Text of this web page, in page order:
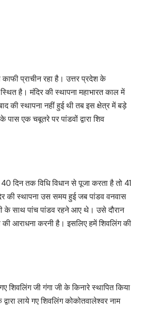
प्राचीन रहा है। उत्तर प्रदेश के
है। मंदिर की स्थापना महाभारत काल में
की स्थापना नहीं हुई थी तब इस क्षेत्र में बड़े
एक चबूतरे पर पांडवों द्वारा शिव
दिन तक विधि विधान से पूजा करता है तो 41
की स्थापना उस समय हुई जब पांडव वनवास
के साथ पांच पांडव रहने आए थे। उसे दौरान
आराधना करनी है। इसलिए हमें शिवलिंग की
शिवलिंग जी गंगा जी के किनारे स्थापित किया
लाये गए शिवलिंग कोकोतवालेश्वर नाम